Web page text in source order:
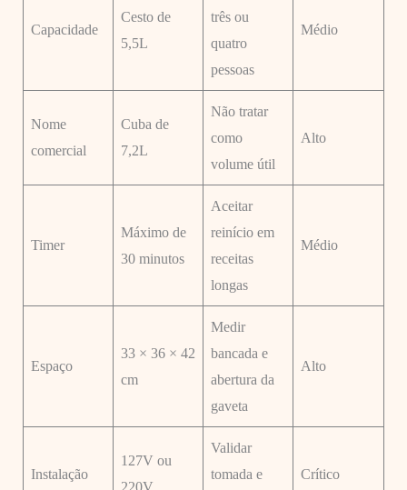
Capacidade
Cesto de
5,5L
três ou
quatro
pessoas
Médio
Nome
comercial
Cuba de
7,2L
Não tratar
como
volume útil
Alto
Timer
Máximo de
30 minutos
Aceitar
reinício em
receitas
longas
Médio
Espaço
33 × 36 × 42
cm
Medir
bancada e
abertura da
gaveta
Alto
Instalação
127V ou
Validar
tomada e
Crítico